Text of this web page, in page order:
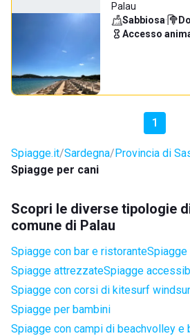
Palau
Sabbiosa·
Accesso
1
Spiagge.it Sardegna Provincia di
Spiagge per cani
Scopri le diverse tipologie
comune di Palau
Spiagge con bar e ristoranteSpiagge
Spiagge attrezzateSpiagge
Spiagge con corsi di kitesurf
Spiagge per bambini
Spiagge con campi di beachvolley e